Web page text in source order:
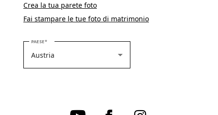
Crea la tua parete foto
Fai stampare le tue foto di matrimonio
PAESESELEZIONARE IL PROPRIO PAESE